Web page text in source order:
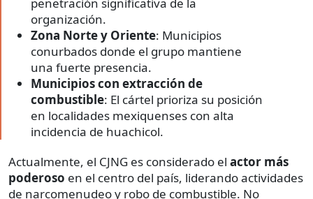
organización.
Zona Norte y Oriente: Municipios
conurbados donde el grupo mantiene
una fuerte presencia.
Municipios con extracción de
combustible: El cártel prioriza su posición
en localidades mexiquenses con alta
incidencia de huachicol.
Actualmente, el CJNG es considerado el actor más
poderoso en el centro del país, liderando actividades
de narcomenudeo y robo de combustible. No